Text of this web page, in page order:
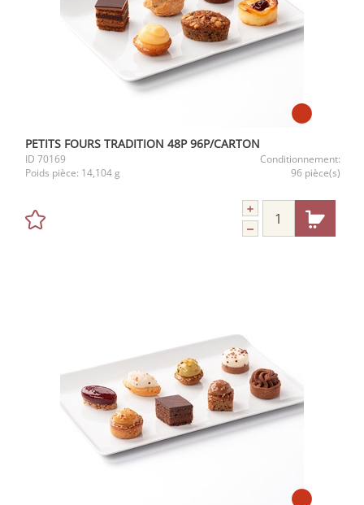
PETITS FOURS TRADITION 48P 96P/CARTON
ID 70169
Conditionnement:
Poids pièce: 14,104 g 96 pièce(s)